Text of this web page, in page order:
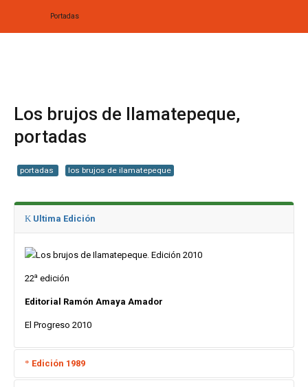
Editorial
Radionovela
Portadas
Los brujos de Ilamatepeque,
portadas
portadas los brujos de ilamatepeque
Ultima Edición
22a edición
Editorial Ramón Amaya Amador
El Progreso 2010
Edición 1989